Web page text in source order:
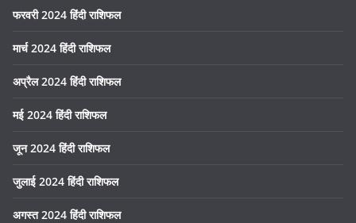
फरवरी 2024 हिंदी राशिफल
मार्च 2024 हिंदी राशिफल
अप्रैल 2024 हिंदी राशिफल
मई 2024 हिंदी राशिफल
जून 2024 हिंदी राशिफल
जुलाई 2024 हिंदी राशिफल
अगस्त 2024 हिंदी राशिफल